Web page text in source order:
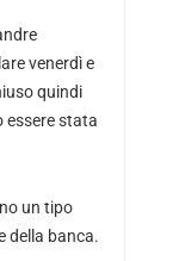
venerdì e
quindi
essere stata
un tipo
della banca.